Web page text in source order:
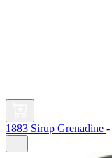
1883 Sirup Grenadine -